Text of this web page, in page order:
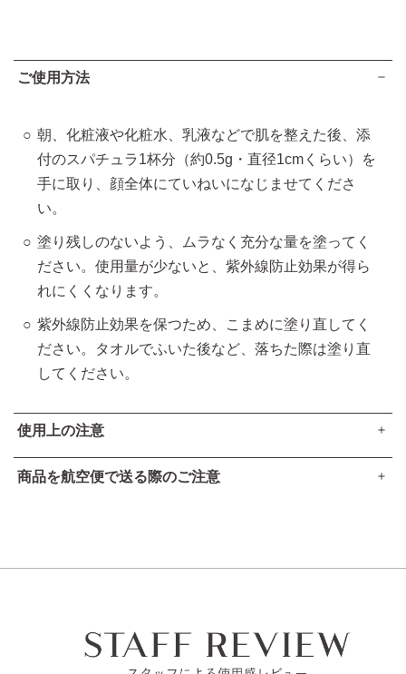
ご使用方法
朝、化粧液や化粧水、乳液などで肌を整えた後、添
付のスパチュラ1杯分（約0.5g・直径1cmくらい）を
手に取り、顔全体にていねいになじませてくださ
い。
塗り残しのないよう、ムラなく充分な量を塗ってく
ださい。使用量が少ないと、紫外線防止効果が得ら
れにくくなります。
紫外線防止効果を保つため、こまめに塗り直してく
ださい。タオルでふいた後など、落ちた際は塗り直
してください。
使用上の注意
傷やはれもの、湿疹等異常のあるところにはお使いにならな
使用したお肌に、直射日光があたって上記のような異常
があらわれた場合。
商品を航空便で送る際のご注意
アルコール24％以下
可燃性固体に該当しない​